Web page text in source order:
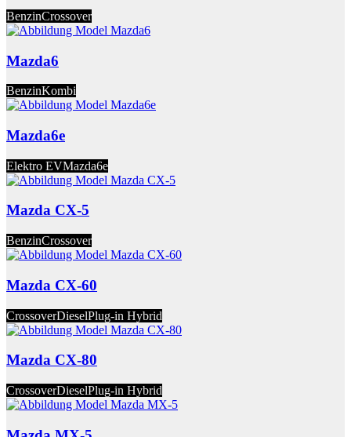
BenzinCrossover
Mazda6
BenzinKombi
Mazda6e
Elektro EVMazda6e
Mazda CX-5
BenzinCrossover
Mazda CX-60
CrossoverDieselPlug-in Hybrid
Mazda CX-80
CrossoverDieselPlug-in Hybrid